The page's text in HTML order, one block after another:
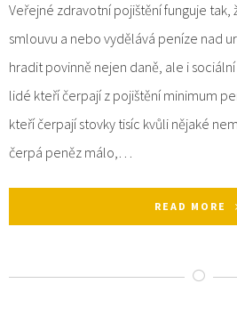
Veřejné zdravotní pojištění funguje tak,
smlouvu a nebo vydělává peníze nad
hradit povinně nejen daně, ale i
lidé kteří čerpají z pojištění minimum
kteří čerpají stovky tisíc kvůli nějaké
čerpá peněz málo,…
READ MORE